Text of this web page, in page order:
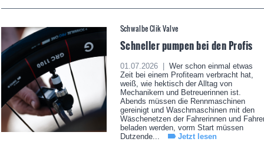
Schwalbe Clik Valve
Schneller pumpen bei den Profis
01.07.2026 |
Wer schon einmal etwas
Zeit bei einem Profiteam verbracht hat,
weiß, wie hektisch der Alltag von
Mechanikern und Betreuerinnen ist.
Abends müssen die Rennmaschinen
gereinigt und Waschmaschinen mit den
Wäschenetzen der Fahrerinnen und
beladen werden, vorm Start müssen
Dutzende...
Jetzt lesen